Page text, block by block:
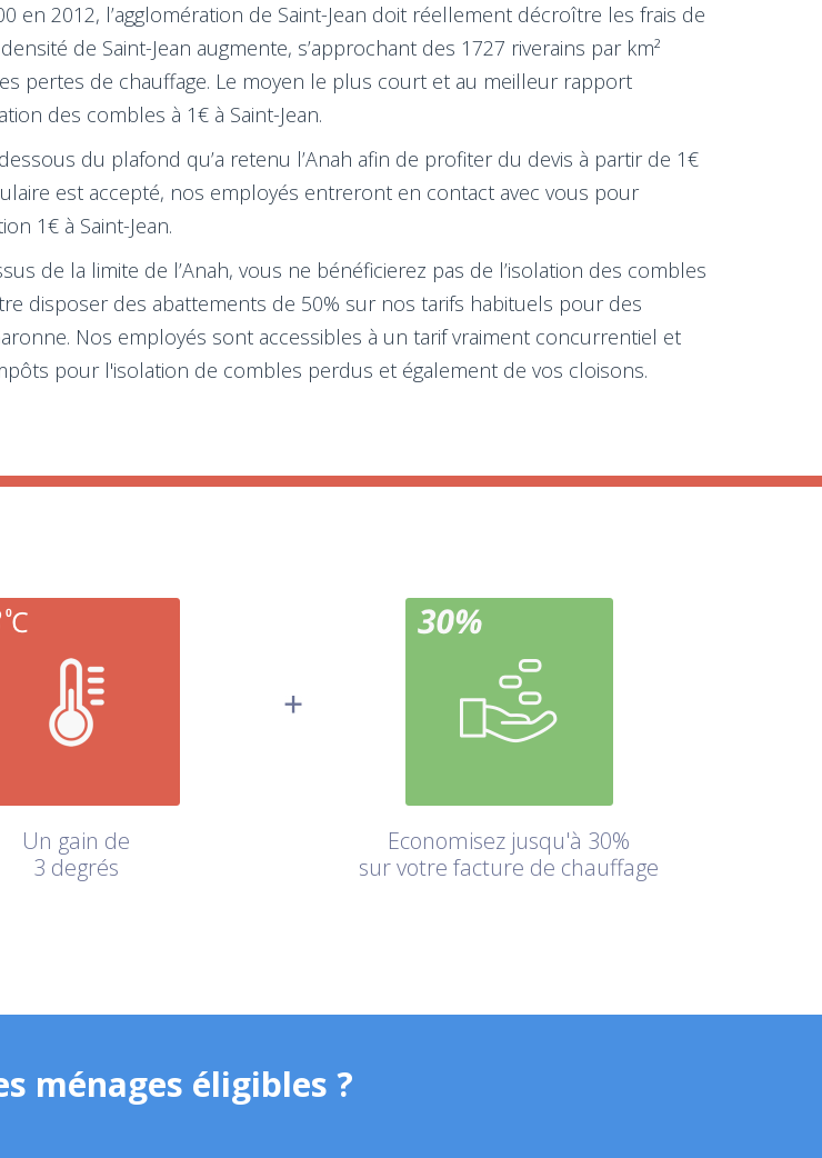
en 2012, l’agglomération de Saint-Jean doit réellement décroître les frais de
de Saint-Jean augmente, s’approchant des 1727 riverains par km²
pertes de chauffage. Le moyen le plus court et au meilleur rapport
des combles à 1€ à Saint-Jean.
du plafond qu’a retenu l’Anah afin de profiter du devis à partir de 1€
est accepté, nos employés entreront en contact avec vous pour
1€ à Saint-Jean.
de la limite de l’Anah, vous ne bénéficierez pas de l’isolation des combles
disposer des abattements de 50% sur nos tarifs habituels pour des
Nos employés sont accessibles à un tarif vraiment concurrentiel et
pour l'isolation de combles perdus et également de vos cloisons.
Un gain de
3 degrés
Economisez jusqu'à 30%
sur votre facture de chauffage
ménages éligibles ?